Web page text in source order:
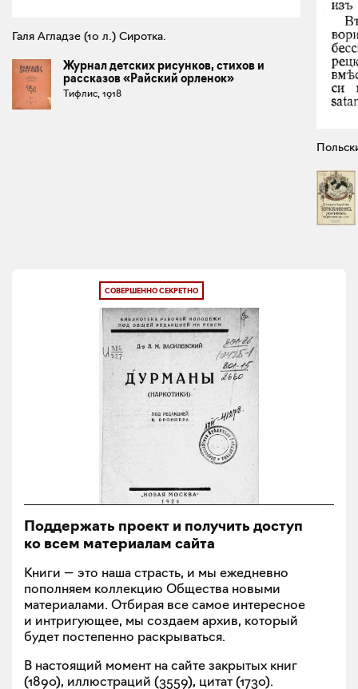
Галя Агладзе (10 л.) Сиротка.
Журнал детских рисунков, стихов и
рассказов «Райский орленок»
Тифлис, 1918
СОВЕРШЕННО СЕКРЕТНО
Поддержать проект и получить доступ
ко всем материалам сайта
Книги — это наша страсть, и мы ежедневно
пополняем коллекцию Общества новыми
материалами. Отбирая все самое интересное
и интригующее, мы создаем архив, который
будет постепенно раскрываться.
В настоящий момент на сайте закрытых книг
(1890), иллюстраций (3559), цитат (1730).